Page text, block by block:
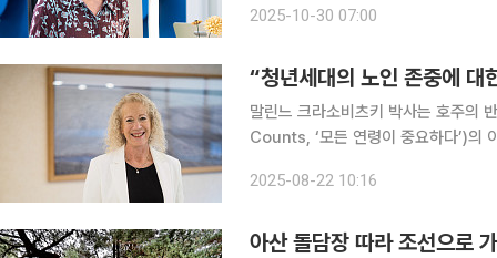
정책을 국제 인권의 시각에서 분석했
2025-10-30 07:00
“청년세대의 노인 존중에 대
말린느 크라소비츠키 박사는 호주의
Counts, ‘모든 연령이 중요하다’)의
뷰에서 연령주의(ageism)를 “우리
2025-08-22 10:16
아산 돌담장 따라 조선으로